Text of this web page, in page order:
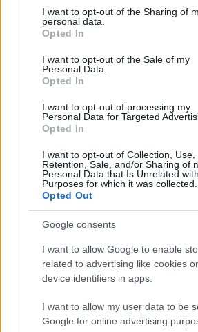
not limited to your visit or usage
grant or deny consent to Google and its
use your data for below specified
consent section.
I want to opt-out of the Sharing of
personal data.
Opted In
I want to opt-out of the Sale of my
Personal Data.
Opted In
I want to opt-out of processing my
Personal Data for Targeted
Opted In
I want to opt-out of Collection, Use,
Retention, Sale, and/or Sharing of
Personal Data that Is Unrelated
Purposes for which it was collected.
Opted Out
Google consents
I want to allow Google to enable
related to advertising like cookies
device identifiers in apps.
I want to allow my user data to be
Google for online advertising
A személyes YouTube-
szerveren egy időben divat volt,
plakátokból egyszerű
szervertagok, hogy azok
telefonos háttérképnek. Egy idő
hajtottak végre, hogy kialakult
aminek mentén elkezdtük fejjel
"Itt egy ilyen verzió is!"
A Ubisoft valami ehhez nagyon
ponton az
Assassin's Creed
változatáról van rá, a sztorival,
játék logikájával és
gyakorlatilag mindent tudunk, ami
elég részletesen bemutatták már.
nem sok újdonságot tudnak